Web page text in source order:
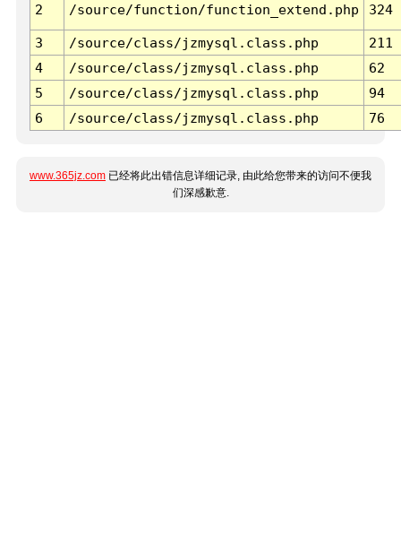
2 /source/function/function_extend.php 324
3 /source/class/jzmysql.class.php
211
4
/source/class/jzmysql.class.php
62
5
/source/class/jzmysql.class.php
94
6
/source/class/jzmysql.class.php 76
www.365jz.com 已经将此出错信息详细记录, 由此给您带来的访问不便我
们深感歉意.